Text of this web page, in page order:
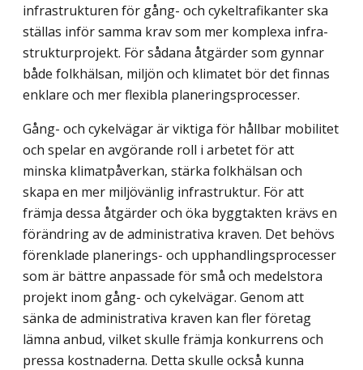
infrastrukturen för gång- och cykeltrafikanter ska
ställas inför samma krav som mer komplexa infra­
strukturprojekt. För sådana åtgärder som gynnar
både folkhälsan, miljön och klimatet bör det finnas
enklare och mer flexibla planeringsprocesser.
Gång- och cykelvägar är viktiga för hållbar mobilitet
och spelar en avgörande roll i arbetet för att
minska klimatpåverkan, stärka folkhälsan och
skapa en mer miljövänlig infrastruktur. För att
främja dessa åtgärder och öka byggtakten krävs en
förändring av de administrativa kraven. Det behövs
förenklade planerings- och upphandlingsprocesser
som är bättre anpassade för små och medelstora
projekt inom gång- och cykelvägar. Genom att
sänka de administrativa kraven kan fler företag
lämna anbud, vilket skulle främja konkurrens och
pressa kostnaderna. Detta skulle också kunna